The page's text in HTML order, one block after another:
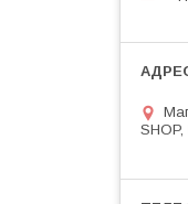
SHOP,